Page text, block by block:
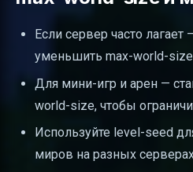
Если сервер часто лагает
уменьшить max-world-
Для мини-игр и арен —
world-size, чтобы
Используйте level-seed
миров на разных